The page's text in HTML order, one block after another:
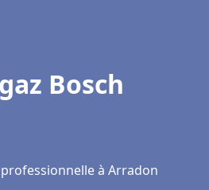
Bosch
à Arradon